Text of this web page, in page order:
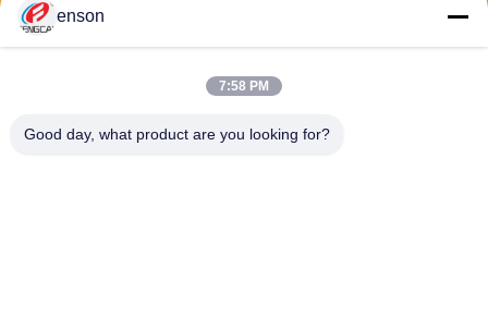
Mengirim
enson
7:58 PM
Good day, what product are you looking for?